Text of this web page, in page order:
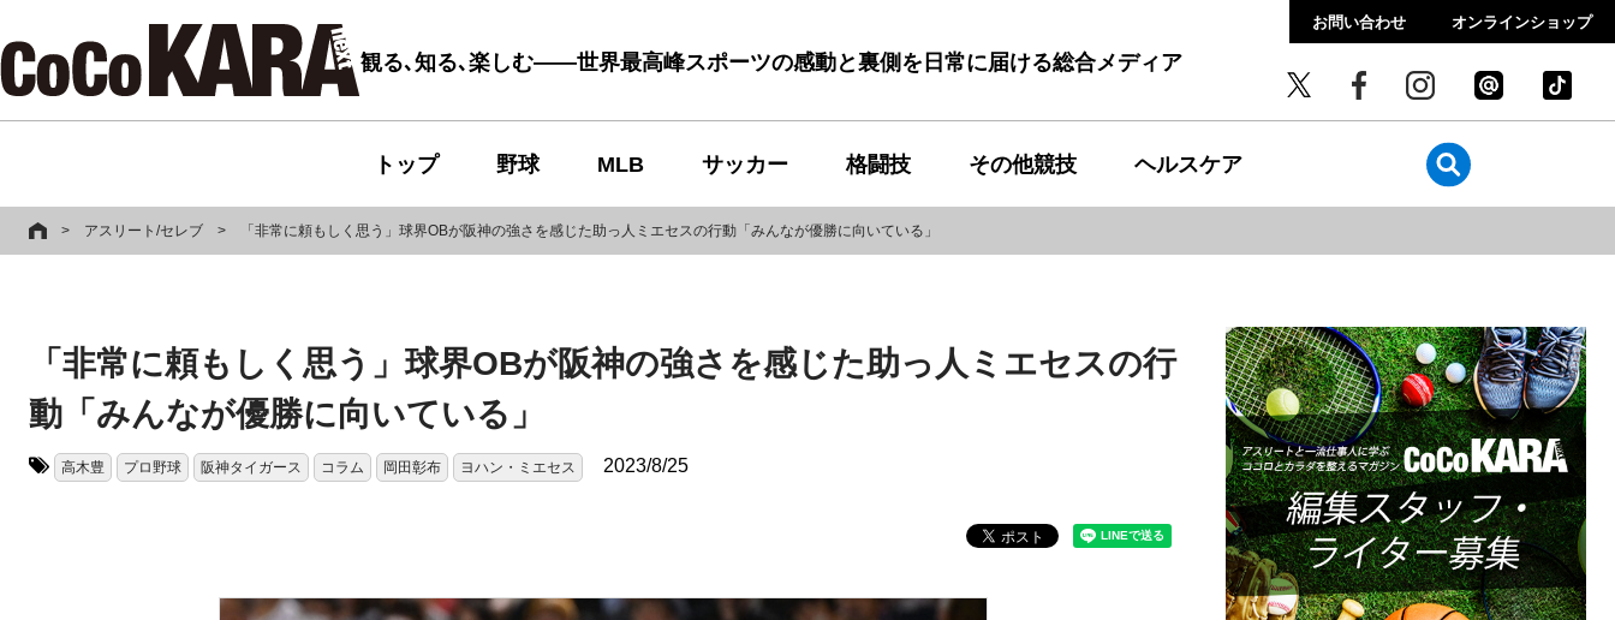
観る､知る､楽しむ――世界最高峰スポーツの感動と裏側を日常に届ける総合メディア
お問い合わせ オンラインショップ
トップ 野球 MLB サッカー 格闘技 その他競技 ヘルスケア
> アスリート/セレブ > 「非常に頼もしく思う」球界OBが阪神の強さを感じた助っ人ミエセスの行動「みんなが優勝に向いている」
「非常に頼もしく思う」球界OBが阪神の強さを感じた助っ人ミエセスの行
動「みんなが優勝に向いている」
高木豊 プロ野球 阪神タイガース コラム 岡田彰布 ヨハン・ミエセス 2023/8/25